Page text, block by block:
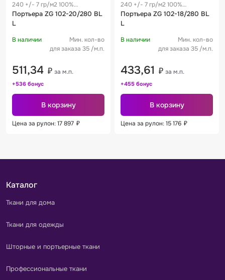
240 +/- 7 гр/м2 100%
полиэстер
Портьера ZG 102-20/280 BL
L
В наличии
Мин. кол-во
для заказа 35 /м.п.
511,34 ₽ за м.п.
+536 бонус
В корзину
Цена за рулон: 17 897 ₽
240 +/- 7 гр/м2 100%
полиэстер
Портьера ZG 102-18/280 BL
L
В наличии
Мин. кол-во
для заказа 35 /м.п.
433,61 ₽ за м.п.
+455 бонус
В корзину
Цена за рулон: 15 176 ₽
Каталог
Ткани для дома
Ткани для одежды
Шторные и портьерные ткани
Профессиональные ткани